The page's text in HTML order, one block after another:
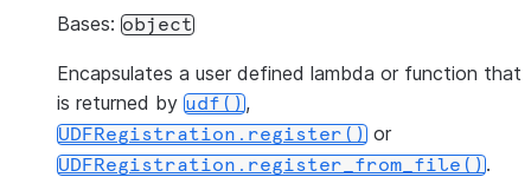
Bases: object
Encapsulates a user defined lambda or function that
is returned by udf(),
UDFRegistration.register() or
UDFRegistration.register_from_file().